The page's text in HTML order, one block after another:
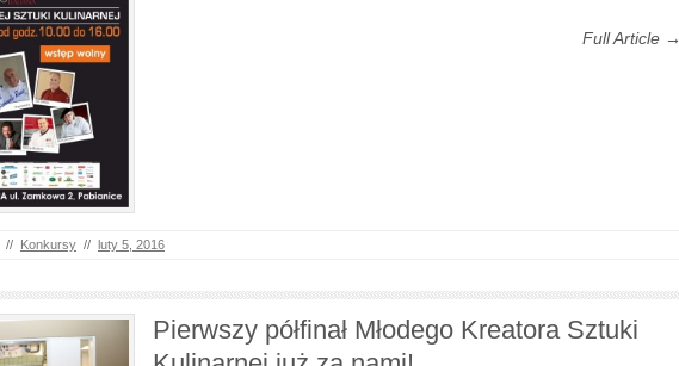
Full Article →
// Konkursy // luty 5, 2016
Pierwszy półfinał Młodego Kreatora Sztuki